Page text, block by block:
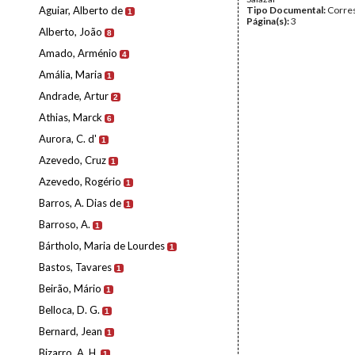
Aguiar, Alberto de 1
Alberto, João 8
Amado, Arménio 4
Amália, Maria 1
Andrade, Artur 2
Athias, Marck 6
Aurora, C. d' 1
Azevedo, Cruz 1
Azevedo, Rogério 1
Barros, A. Dias de 1
Barroso, A. 1
Bártholo, Maria de Lourdes 1
Bastos, Tavares 1
Beirão, Mário 1
Belloca, D. G. 1
Bernard, Jean 1
Tipo Documental:
Página(s):3